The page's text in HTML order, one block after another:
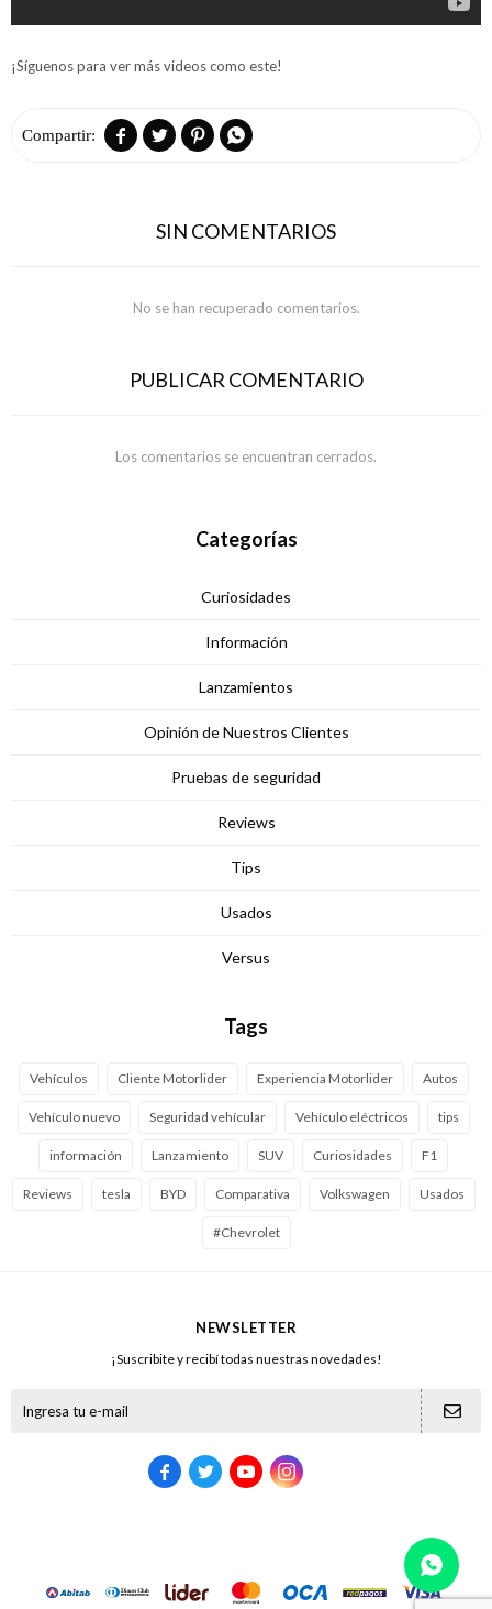
¡Síguenos para ver más videos como este!
   
SIN COMENTARIOS
No se han recuperado comentarios.
PUBLICAR COMENTARIO
Los comentarios se encuentran cerrados.
Categorías
Curiosidades
Información
Lanzamientos
Opinión de Nuestros Clientes
Pruebas de seguridad
Reviews
Tips
Usados
Versus
Tags
Vehículos Cliente Motorlider Experiencia Motorlider Autos
Vehículo nuevo Seguridad vehícular Vehículo eléctricos tips
información Lanzamiento SUV Curiosidades F1
Reviews tesla BYD Comparativa Volkswagen Usados
#Chevrolet
NEWSLETTER
¡Suscribite y recibí todas nuestras novedades!
   